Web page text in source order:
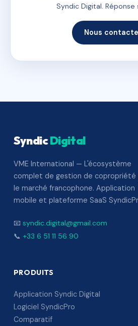
Syndic Digital. Réponse
Nous
SyndicDigital
VME International — L'écosystème
complet de gestion de copropriété
le marché francophone. Application
mobile et plateforme SaaS
📧 syndic.digital@gmail.com
📞 +33 6 51 11 56 90
PRODUITS
Application Syndic Digital
Logiciel SyndicPro
Comparatif